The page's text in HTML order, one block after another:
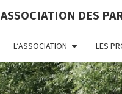
ASSOCIATION DES
L’ASSOCIATION LES